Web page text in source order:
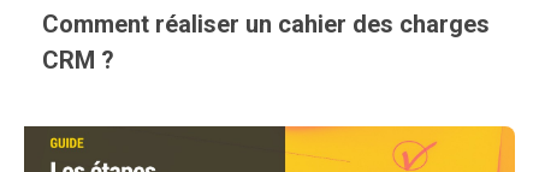
Comment réaliser un cahier des charges
CRM ?